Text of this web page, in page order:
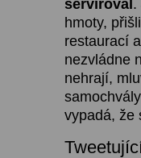
servíroval.
hmoty,
restaurací
nezvládne
nehrají,
vypadá, že